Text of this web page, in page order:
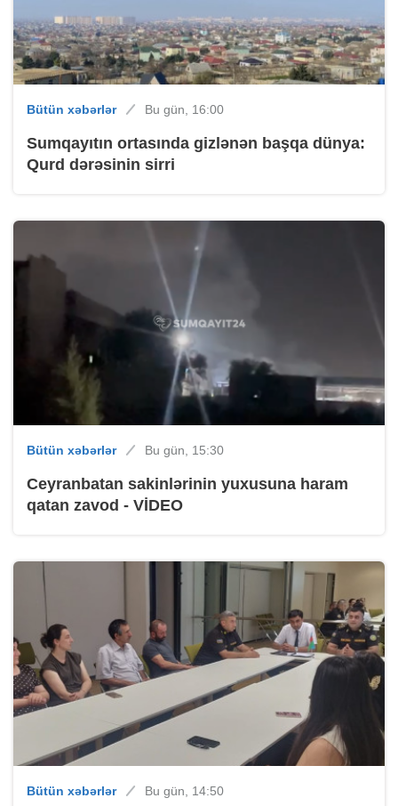
Bütün xəbərlər Bu gün, 16:00
Sumqayıtın ortasında gizlənən başqa dünya:
Qurd dərəsinin sirri
Bütün xəbərlər Bu gün, 15:30
Ceyranbatan sakinlərinin yuxusuna haram
qatan zavod - VİDEO
Bütün xəbərlər Bu gün, 14:50